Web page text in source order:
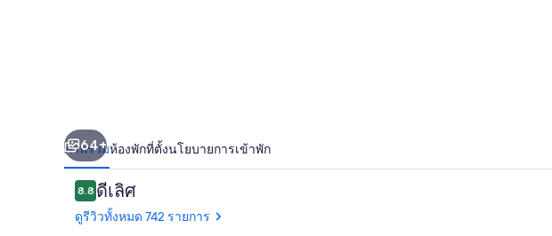
(+16)
64+
ภาพรวมห้องพักที่ตั้งนโยบายการเข้าพัก
รีวิว
8.88.8 จาก 10
ดีเลิศ
ดูรีวิวทั้งหมด 742 รายการ